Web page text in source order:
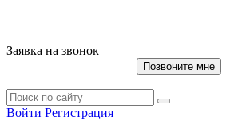
Заявка на звонок
Позвоните мне
Войти Регистрация